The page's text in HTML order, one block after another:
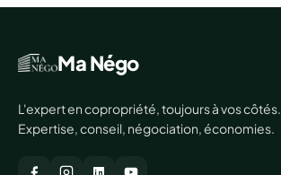
Ma Négo
L'expert en copropriété, toujours à vos côtés.
Expertise, conseil, négociation, économies.